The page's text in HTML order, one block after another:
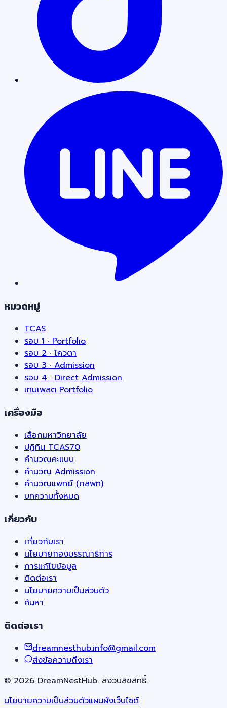
หมวดหมู่
TCAS
รอบ 1 · Portfolio
รอบ 2 · โควตา
รอบ 3 · Admission
รอบ 4 · Direct Admission
เทมเพลต Portfolio
เครื่องมือ
เลือกมหาวิทยาลัย
ปฏิทิน TCAS70
คำนวณคะแนน
คำนวณ Admission
คำนวณแพทย์ (กสพท)
บทความทั้งหมด
เกี่ยวกับ
เกี่ยวกับเรา
นโยบายกองบรรณาธิการ
การแก้ไขข้อมูล
ติดต่อเรา
นโยบายความเป็นส่วนตัว
ค้นหา
ติดต่อเรา
dreamnesthub.info@gmail.com
ส่งข้อความถึงเรา
© 2026 DreamNestHub. สงวนลิขสิทธิ์.
นโยบายความเป็นส่วนตัวแผนผังเว็บไซต์